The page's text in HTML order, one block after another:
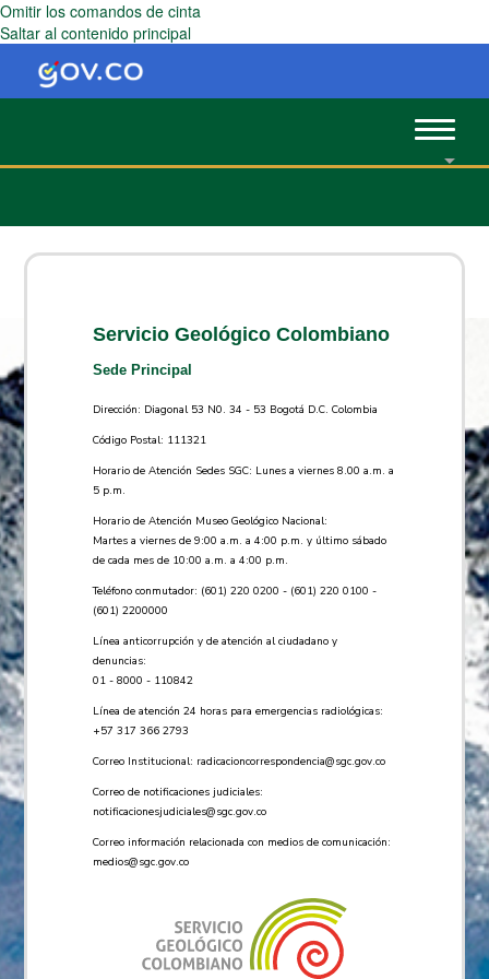
Omitir los comandos de cinta
Saltar al contenido principal
Toggle
Servicio Geológico Colombiano
Sede Principal
Dirección: Diagonal 53 N0. 34 - 53 Bogotá D.C. Colombia
Código Postal: 111321
Horario de Atención Sedes SGC: Lunes a viernes 8.00 a.m. a
5 p.m.
Horario de Atención Museo Geológico Nacional:
Martes a viernes de 9:00 a.m. a 4:00 p.m. y último sábado
de cada mes de 10:00 a.m. a 4:00 p.m.
Teléfono conmutador: (601) 220 0200 - (601) 220 0100 -
(601) 2200000
Línea anticorrupción y de atención al ciudadano y
denuncias:
01 - 8000 - 110842
Línea de atención 24 horas para emergencias radiológicas:
+57 ​317 366 2793
Correo Institucional: radicacioncorrespondencia@sgc.gov.co
Correo de notificaciones judiciales:
notificacionesjudiciales@sgc.gov.co
Correo información relacionada con medios de comunicación:
medios@sgc.gov.co